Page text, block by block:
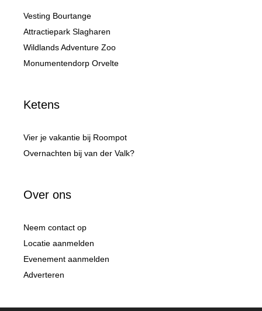
Vesting Bourtange
Attractiepark Slagharen
Wildlands Adventure Zoo
Monumentendorp Orvelte
Ketens
Vier je vakantie bij Roompot
Overnachten bij van der Valk?
Over ons
Neem contact op
Locatie aanmelden
Evenement aanmelden
Adverteren